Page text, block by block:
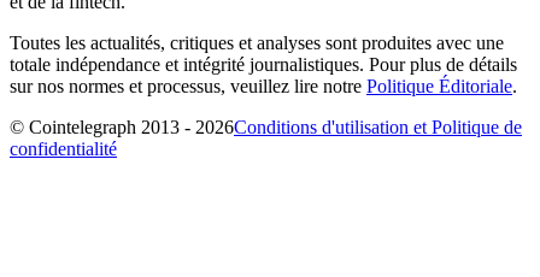
Toutes les actualités, critiques et analyses sont produites avec une
totale indépendance et intégrité journalistiques. Pour plus de détails
sur nos normes et processus, veuillez lire notre Politique Éditoriale.
© Cointelegraph 2013 - 2026Conditions d'utilisation et Politique de
confidentialité